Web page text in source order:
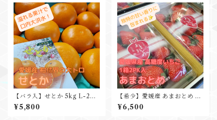
【バラ入】せとか 5kg L-2L
約20入 家庭用に
¥5,800
【希少】愛媛産 あまおとめ 2p
k入 寒締め栽培 高糖度いちご
¥6,500